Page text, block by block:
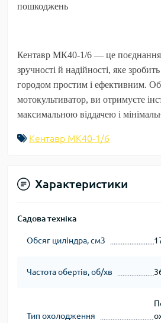
пошкоджень
Кентавр МК40-1/6 — це поєднання
зручності й надійності, яке
городом простим і ефективним.
мотокультиватор, ви отримуєте
максимальною віддачею і
Кентавр МK40-1/6
Характеристики
Садова техніка
Обсяг циліндра, см3
Частота обертів, об/хв
Тип охолодження